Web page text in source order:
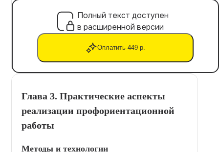
Полный текст доступен
в расширенной версии
Оплатить 449 р.
Глава 3. Практические аспекты
реализации профориентационной
работы
Методы и технологии